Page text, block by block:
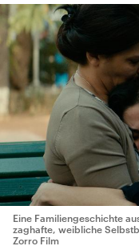
Eine Familiengeschichte
zaghafte, weibliche
Zorro Film